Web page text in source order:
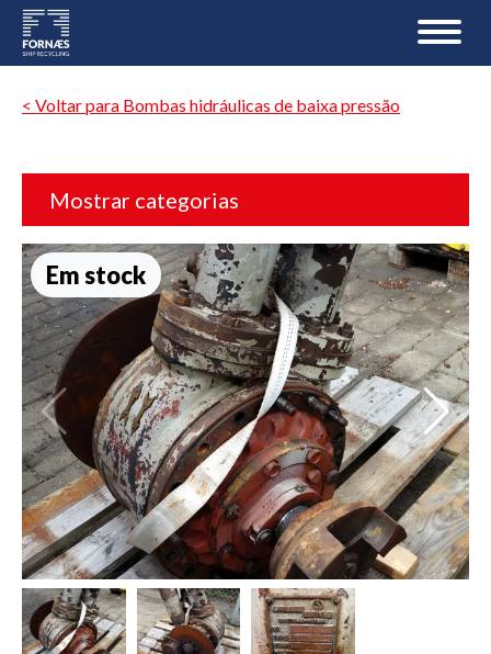
< Voltar para Bombas hidráulicas de baixa pressão
Mostrar categorias
Em stock